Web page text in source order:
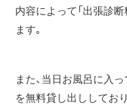
内容によって「出張診
ます｡
また、当日お風呂に入
を無料貸し出ししてお